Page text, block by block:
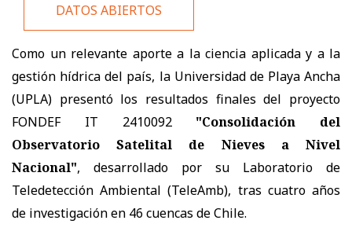
DATOS ABIERTOS
Como un relevante aporte a la ciencia aplicada y a la
gestión hídrica del país, la Universidad de Playa Ancha
(UPLA) presentó los resultados finales del proyecto
FONDEF IT 2410092
"Consolidación del
Observatorio Satelital de Nieves a Nivel
Nacional", desarrollado por su Laboratorio de
Teledetección Ambiental (TeleAmb), tras cuatro años
de investigación en 46 cuencas de Chile.